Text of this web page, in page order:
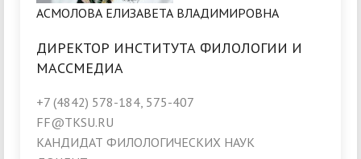
АСМОЛОВА ЕЛИЗАВЕТА ВЛАДИМИРОВНА
ДИРЕКТОР ИНСТИТУТА ФИЛОЛОГИИ И
МАССМЕДИА
+7 (4842) 578-184, 575-407
FF@TKSU.RU
КАНДИДАТ ФИЛОЛОГИЧЕСКИХ НАУК